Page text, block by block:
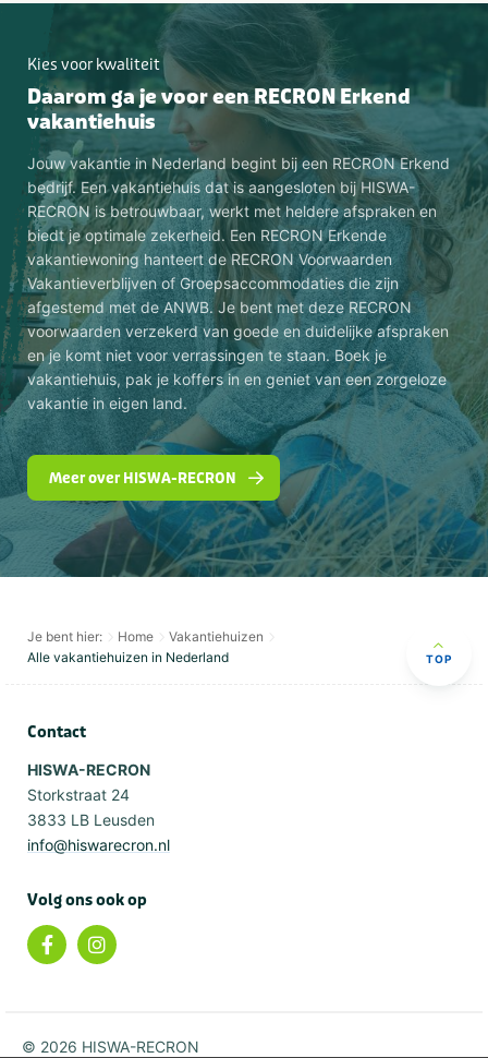
Kies voor kwaliteit
Daarom ga je voor een RECRON Erkend
vakantiehuis
Jouw vakantie in Nederland begint bij een RECRON Erkend
bedrijf. Een vakantiehuis dat is aangesloten bij HISWA-
RECRON is betrouwbaar, werkt met heldere afspraken en
biedt je optimale zekerheid. Een RECRON Erkende
vakantiewoning hanteert de RECRON Voorwaarden
Vakantieverblijven of Groepsaccommodaties die zijn
afgestemd met de ANWB. Je bent met deze RECRON
voorwaarden verzekerd van goede en duidelijke afspraken
en je komt niet voor verrassingen te staan. Boek je
vakantiehuis, pak je koffers in en geniet van een zorgeloze
vakantie in eigen land.
Meer over HISWA-RECRON
Je bent hier: Home
Vakantiehuizen
Alle vakantiehuizen in Nederland
TOP
Contact
HISWA-RECRON
Storkstraat 24
3833 LB Leusden
info@hiswarecron.nl
Volg ons ook op
© 2026 HISWA-RECRON